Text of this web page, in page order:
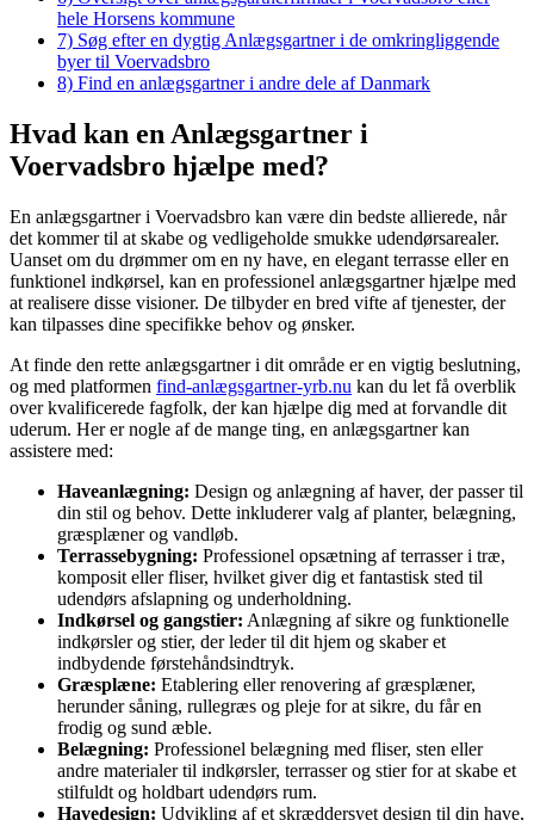
hele Horsens kommune
7) Søg efter en dygtig Anlægsgartner i de omkringliggende
byer til Voervadsbro
8) Find en anlægsgartner i andre dele af Danmark
Hvad kan en Anlægsgartner i
Voervadsbro hjælpe med?
En anlægsgartner i Voervadsbro kan være din bedste allierede, når
det kommer til at skabe og vedligeholde smukke udendørsarealer.
Uanset om du drømmer om en ny have, en elegant terrasse eller en
funktionel indkørsel, kan en professionel anlægsgartner hjælpe med
at realisere disse visioner. De tilbyder en bred vifte af tjenester, der
kan tilpasses dine specifikke behov og ønsker.
At finde den rette anlægsgartner i dit område er en vigtig beslutning,
og med platformen find-anlægsgartner-yrb.nu kan du let få overblik
over kvalificerede fagfolk, der kan hjælpe dig med at forvandle dit
uderum. Her er nogle af de mange ting, en anlægsgartner kan
assistere med:
Haveanlægning: Design og anlægning af haver, der passer til
din stil og behov. Dette inkluderer valg af planter, belægning,
græsplæner og vandløb.
Terrassebygning: Professionel opsætning af terrasser i træ,
komposit eller fliser, hvilket giver dig et fantastisk sted til
udendørs afslapning og underholdning.
Indkørsel og gangstier: Anlægning af sikre og funktionelle
indkørsler og stier, der leder til dit hjem og skaber et
indbydende førstehåndsindtryk.
Græsplæne: Etablering eller renovering af græsplæner,
herunder såning, rullegræs og pleje for at sikre, du får en
frodig og sund æble.
Belægning: Professionel belægning med fliser, sten eller
andre materialer til indkørsler, terrasser og stier for at skabe et
stilfuldt og holdbart udendørs rum.
Havedesign: Udvikling af et skræddersyet design til din have,